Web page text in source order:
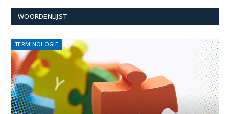
WOORDENLIJST
TERMINOLOGIE